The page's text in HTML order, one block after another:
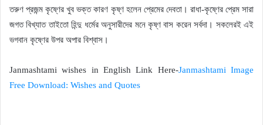
তরুণ প্রজন্ম কৃষ্ণের খুব ভক্ত কারণ কৃষ্ণ হলেন প্রেমের দেবতা। রাধা-কৃষ্ণের প্রেম সারা
জগত বিখ্যাত তাইতো হিন্দু ধর্মের অনুসারীদের মনে কৃষ্ণ বাস করেন সর্বদা। সকলেরই এই
ভগবান কৃষ্ণের উপর অপার বিশ্বাস।
Janmashtami wishes in English Link Here-Janmashtami Image
Free Download: Wishes and Quotes